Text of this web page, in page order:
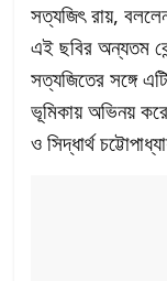
সত্যজিৎ রায়,
এই ছবির অন্যতম
সত্যজিতের সঙ্গে
ভূমিকায় অভিনয়
ও সিদ্ধার্থ